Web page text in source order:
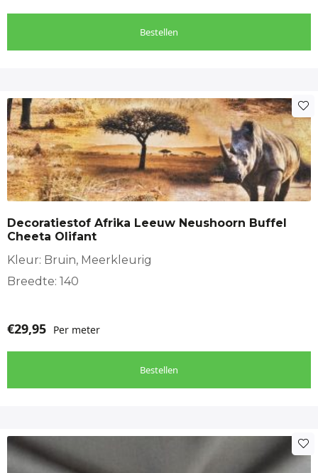
Bestellen
Decoratiestof Afrika Leeuw Neushoorn Buffel
Cheeta Olifant
Kleur: Bruin, Meerkleurig
Breedte: 140
€29,95 Per meter
Bestellen